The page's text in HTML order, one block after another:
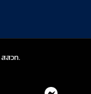
สสวท.สถาบันส่งเสริมการสอ